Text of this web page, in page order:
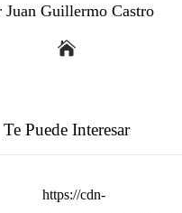
Juan Guillermo Castro
Te Puede Interesar